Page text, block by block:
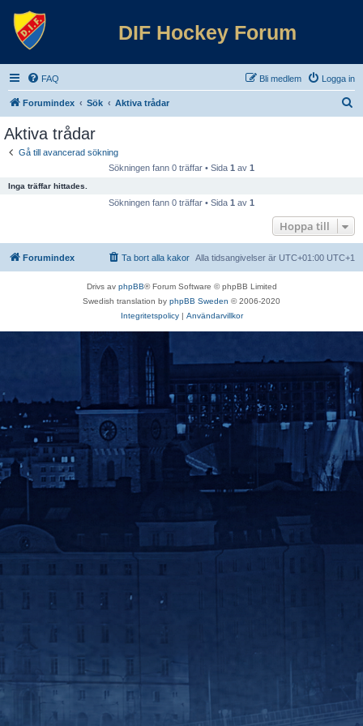
DIF Hockey Forum
FAQ Logga in
Bli medlem
Forumindex Sök Aktiva trådar
Aktiva trådar
Gå till avancerad sökning
Sökningen fann 0 träffar • Sida 1 av 1
Inga träffar hittades.
Sökningen fann 0 träffar • Sida 1 av 1
Hoppa till
Forumindex Alla tidsangivelser är UTC+01:00 UTC+1
Ta bort alla kakor
Drivs av phpBB® Forum Software © phpBB Limited
Swedish translation by phpBB Sweden © 2006-2020
Integritetspolicy| Användarvillkor